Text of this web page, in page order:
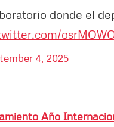
donde el
4, 2025
Año